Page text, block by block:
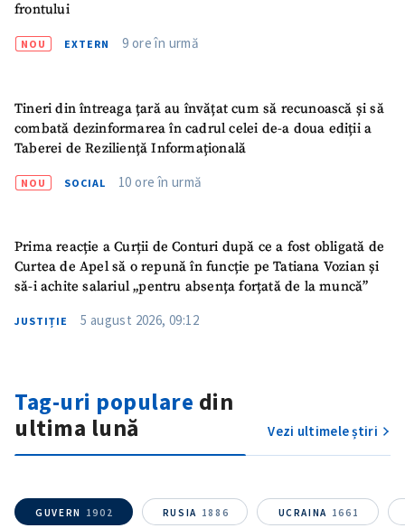
frontului
NOU EXTERN 9 ore în urmă
Tineri din întreaga țară au învățat cum să recunoască și să
combată dezinformarea în cadrul celei de-a doua ediții a
Taberei de Reziliență Informațională
NOU SOCIAL 10 ore în urmă
Prima reacție a Curții de Conturi după ce a fost obligată de
Curtea de Apel să o repună în funcție pe Tatiana Vozian și
să-i achite salariul „pentru absența forțată de la muncă”
JUSTIȚIE 5 august 2026, 09:12
Tag-uri populare din
ultima lună
Vezi ultimele știri
GUVERN 1902 RUSIA 1886 UCRAINA 1661